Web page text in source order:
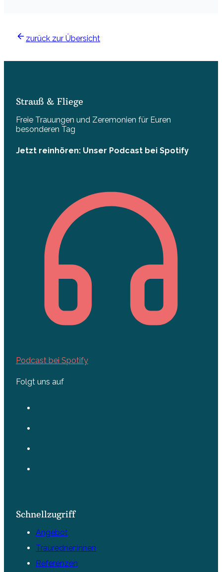
zurück zur Übersicht
Strauß & Fliege
Freie Trauungen und Zeremonien für Euren
besonderen Tag
Jetzt reinhören: Unser Podcast bei Spotify
Podcast bei Spotify
Folgt uns auf
Schnellzugriff
Angebot
Trauredner:innen
Referenzen